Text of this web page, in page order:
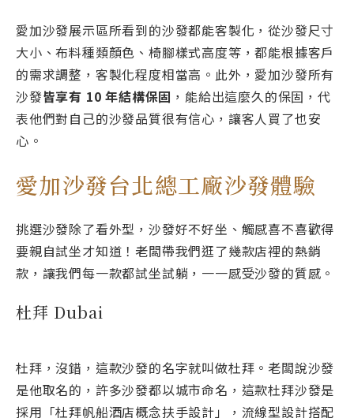
愛加沙發展示區所看到的沙發都能客製化，從沙發尺寸
大小、布料種類顏色、椅腳樣式高度等，都能根據客戶
的需求調整，客製化程度相當高。此外，愛加沙發所有
沙發皆享有 10 年結構保固 ，能給出這麼久的保固，代
表他們對自己的沙發品質很有信心，讓客人買了也安
心。
愛加沙發台北總工廠沙發體驗
挑選沙發除了看外型，沙發好不好坐、觸感喜不喜歡得
要親自試坐才知道！老闆帶我們逛了幾款店裡的熱銷
款，讓我們每一款都試坐試躺，一一感受沙發的質感。
杜拜 Dubai
杜拜，沒錯，這款沙發的名字就叫做杜拜。老闆說沙發
是他取名的，許多沙發都以城市命名，這款杜拜沙發是
採用「杜拜帆船酒店概念扶手設計」，流線型設計搭配